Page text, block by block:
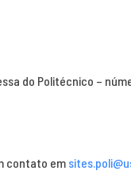
do Politécnico –
contato em